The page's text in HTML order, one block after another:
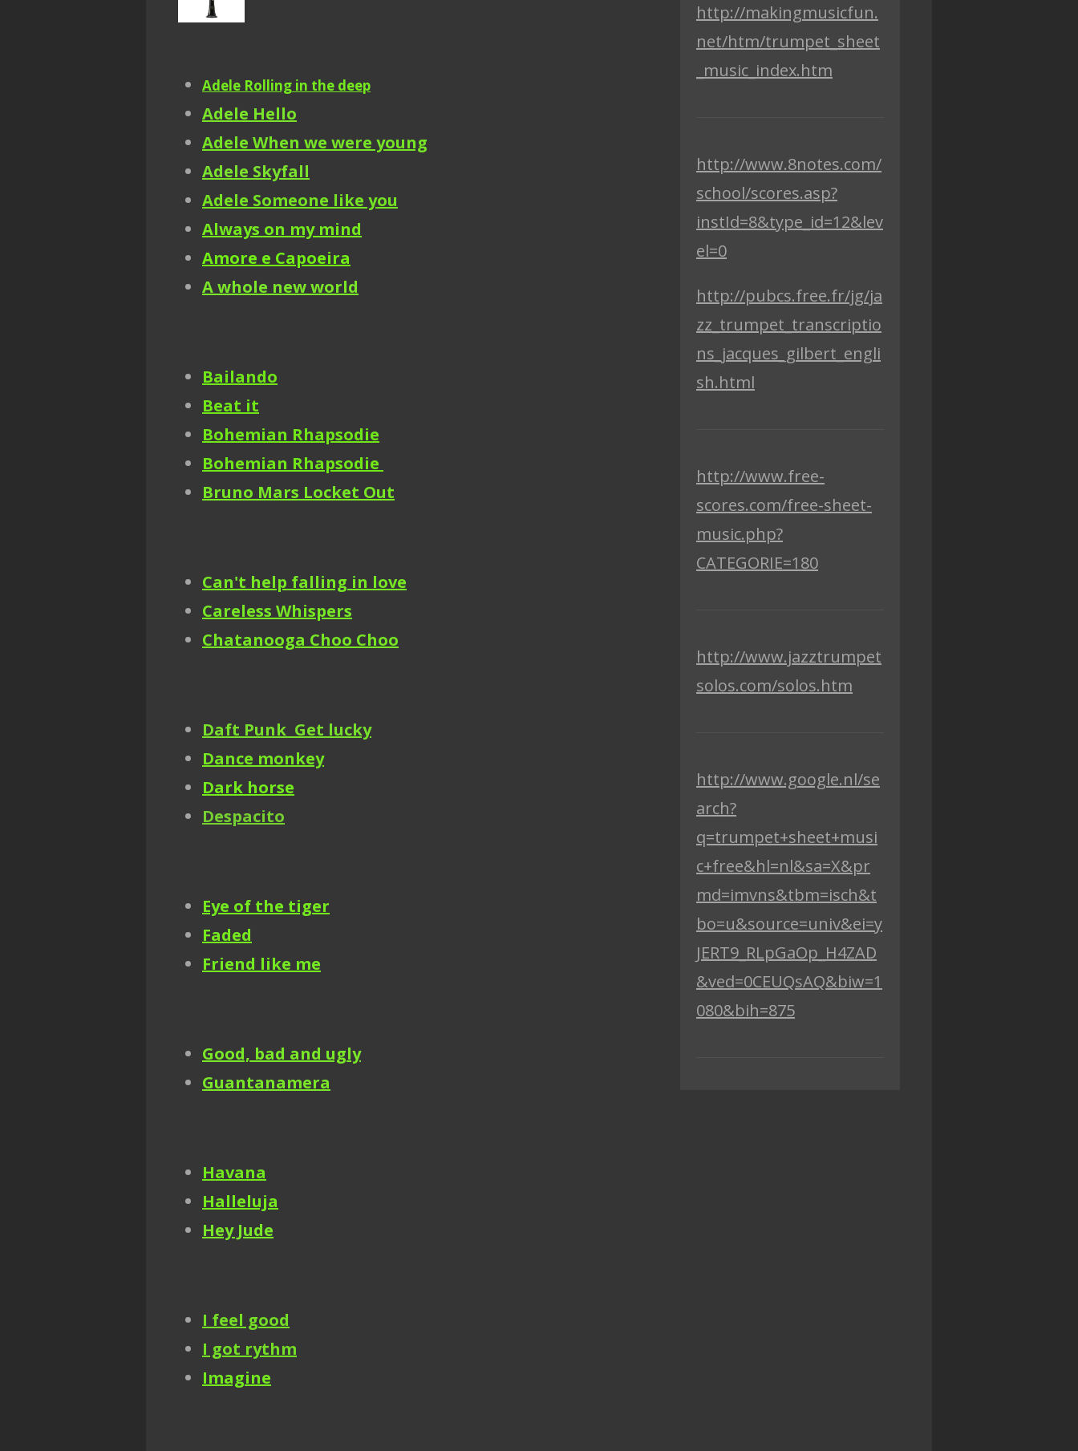
Adele Rolling in the deep
Adele Hello
Adele When we were young
Adele Skyfall
Adele Someone like you
Always on my mind
Amore e Capoeira
A whole new world
Bailando
Beat it
Bohemian Rhapsodie
Bohemian Rhapsodie
Bruno Mars Locket Out
Can't help falling in love
Careless Whispers
Chatanooga Choo Choo
Daft Punk Get lucky
Dance monkey
Dark horse
Despacito
Eye of the tiger
Faded
Friend like me
Good, bad and ugly
Guantanamera
Havana
Halleluja
Hey Jude
I feel good
I got rythm
Imagine
http://makingmusicfun.
net/htm/trumpet_sheet
_music_index.htm
http://www.8notes.com/
school/scores.asp?
instId=8&type_id=12&lev
el=0
http://pubcs.free.fr/jg/ja
zz_trumpet_transcriptio
ns_jacques_gilbert_engli
sh.html
http://www.free-
scores.com/free-sheet-
music.php?
CATEGORIE=180
http://www.jazztrumpet
solos.com/solos.htm
http://www.google.nl/se
arch?
q=trumpet+sheet+musi
c+free&hl=nl&sa=X&pr
md=imvns&tbm=isch&t
bo=u&source=univ&ei=y
JERT9_RLpGaOp_H4ZAD
&ved=0CEUQsAQ&biw=1
080&bih=875